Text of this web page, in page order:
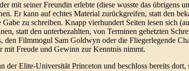
mit seiner Freundin erlebte (diese wusste das übrigens
Er kann auf echtes Material zurückgreifen, statt den
zu schreiben. Knapp vierhundert Seiten lesen sich
statt den unterbezahlten, von Terminen gehetzten
den Filmmogul Sam Goldwyn oder die Fliegerlegende
mit Freude und Gewinn zur Kenntnis nimmt.
der Elite-Universität Princeton und beschloss bereits